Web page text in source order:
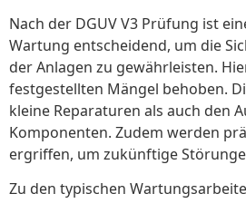
Nach der DGUV V3 Prüfung ist
Wartung entscheidend, um die
der Anlagen zu gewährleisten.
festgestellten Mängel behoben.
kleine Reparaturen als auch den
Komponenten. Zudem werden
ergriffen, um zukünftige
Zu den typischen